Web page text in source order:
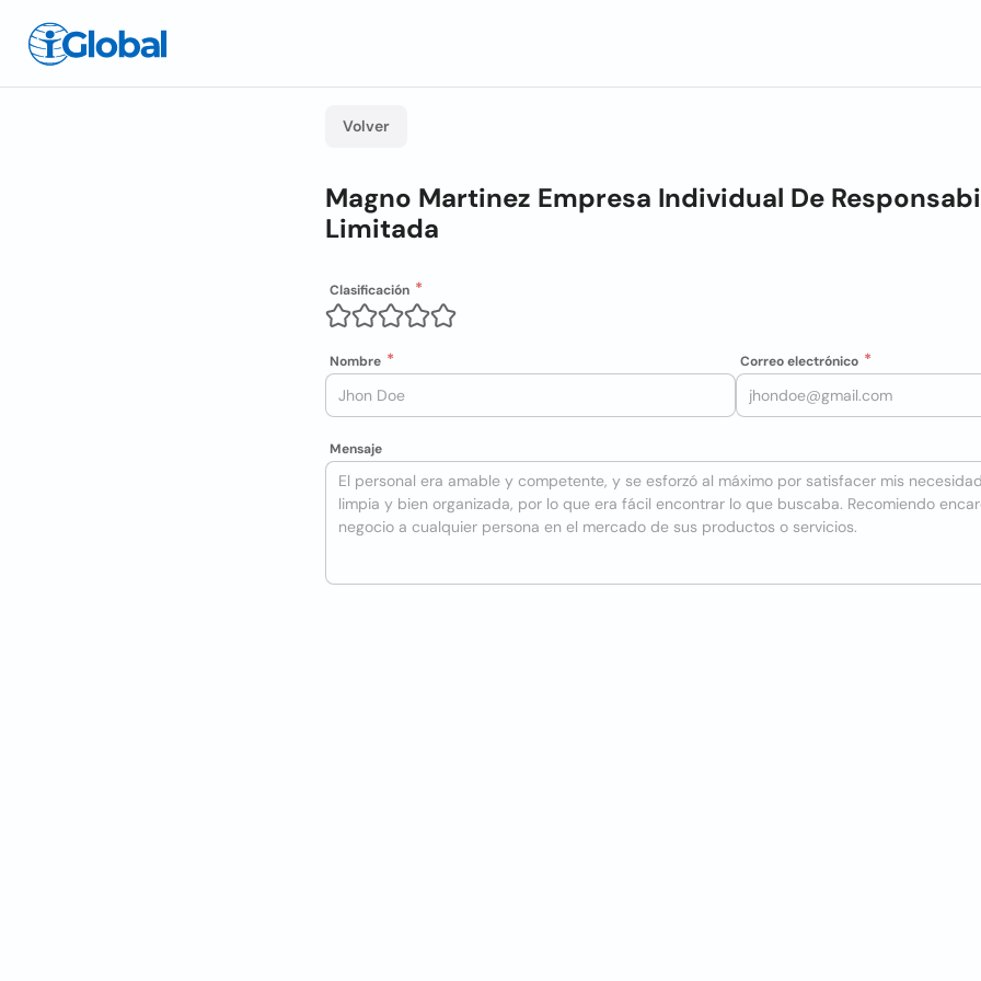
Volver
Magno Martinez Empresa Individual De
Limitada
Clasificación
Nombre Correo electrónico
Mensaje